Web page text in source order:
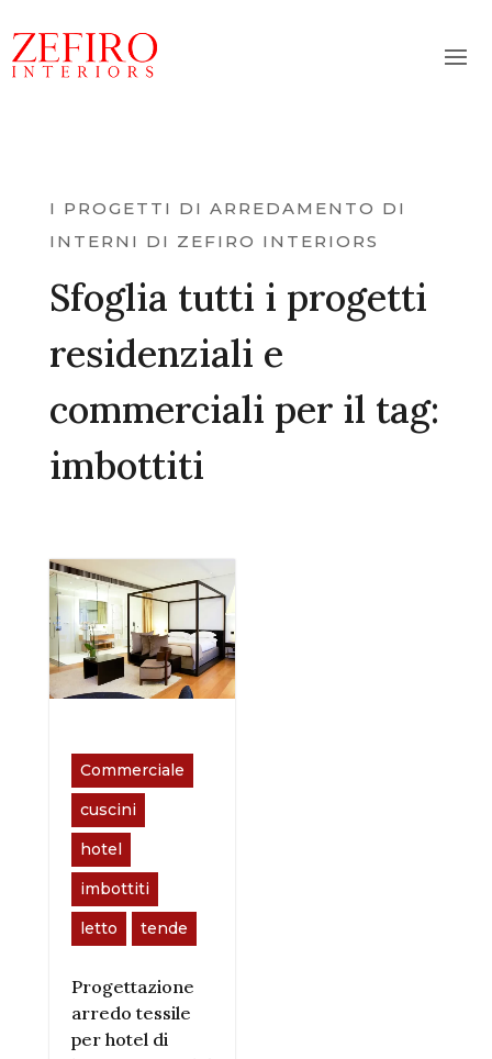
I PROGETTI DI ARREDAMENTO DI
INTERNI DI ZEFIRO INTERIORS
Sfoglia tutti i progetti
residenziali e
commerciali per il tag:
imbottiti
Commerciale
cuscini
hotel
imbottiti
letto
tende
Progettazione
arredo tessile
per hotel di